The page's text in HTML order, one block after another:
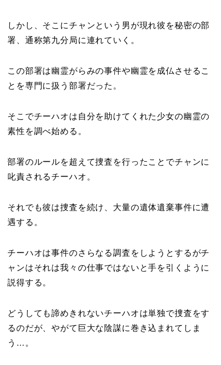
しかし、そこにチャンという男が現れ彼を秘密の部
署、通称第九分局に連れていく。
この部署は幽霊がらみの事件や幽霊を成仏させるこ
とを専門に扱う部署だった。
そこでチーハオは自分を助けてくれた少女の幽霊の
素性を調べ始める。
部署のルールを超えて捜査を行ったことでチャンに
叱責されるチーハオ。
それでも彼は捜査を続け、大量の遺体遺棄事件に遭
遇する。
チーハオは事件のさらなる調査をしようとするがチ
ャンはそれは我々の仕事ではないと手を引くように
説得する。
どうしても諦めきれないチーハオは単独で捜査をす
るのだが、やがて巨大な陰謀に巻き込まれてしま
う…。